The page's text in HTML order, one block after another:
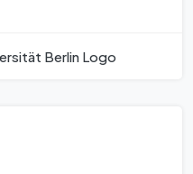
Berlin Logo